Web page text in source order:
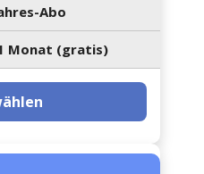
Abo
Monat (gratis)